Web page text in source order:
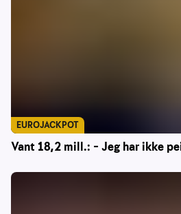
Vant 18,2 mill.: – Jeg har ikke
EUROJACKPOT